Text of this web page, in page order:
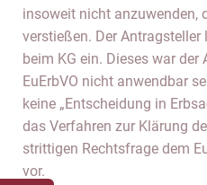
insoweit nicht anzuwenden,
verstießen. Der Antragsteller
beim KG ein. Dieses war der
EuErbVO nicht anwendbar
keine „Entscheidung in
das Verfahren zur Klärung
strittigen Rechtsfrage dem
vor.